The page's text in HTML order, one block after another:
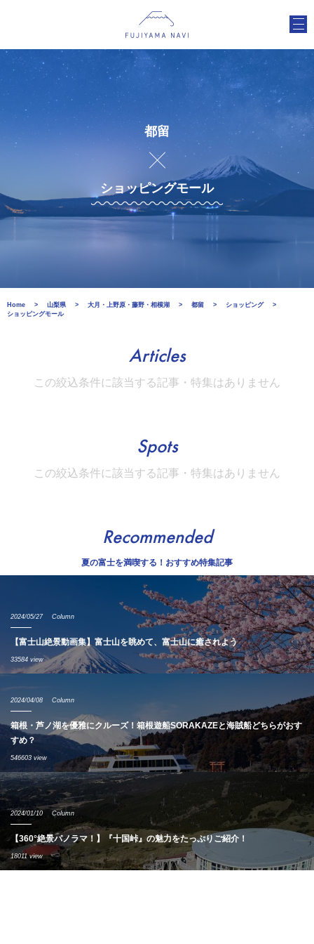
都留
ショッピングモール
Home 山梨県 大月・上野原・藤野・相模湖 都留
ショッピング
ショッピングモール
Articles
この絞込条件に該当する記事・特集はありません
Spots
この絞込条件に該当する記事・特集はありません
Recommended
夏の富士を満喫する！おすすめ特集記事
2024/05/27 Column
【富士山絶景動画集】富士山を眺めて、富士山に癒されよう
33584 view
2024/04/08 Column
箱根・芦ノ湖を優雅にクルーズ！箱根遊船SORAKAZEと海賊船どちらがおす
すめ？
546603 view
2024/01/10 Column
【360°絶景パノラマ！】『十国峠』の魅力をたっぷりご紹介！
18011 view